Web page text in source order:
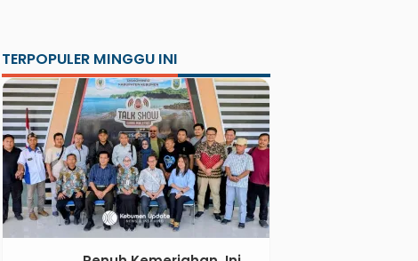
TERPOPULER MINGGU INI